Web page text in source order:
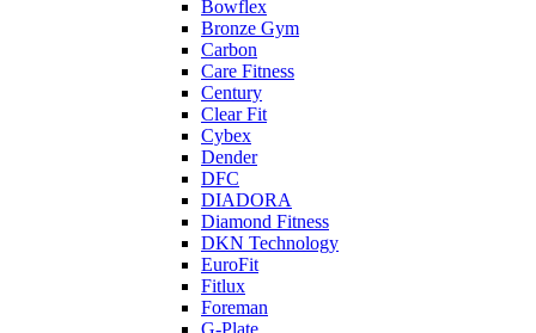
Bowflex
Bronze Gym
Carbon
Care Fitness
Century
Clear Fit
Cybex
Dender
DFC
DIADORA
Diamond Fitness
DKN Technology
EuroFit
Fitlux
Foreman
G-Plate